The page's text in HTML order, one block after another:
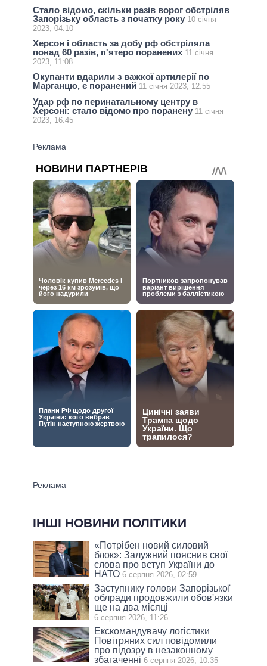
Стало відомо, скільки разів ворог обстріляв
Запорізьку область з початку року 10 січня
2023, 04:10
Херсон і область за добу рф обстріляла
понад 60 разів, п'ятеро поранених 11 січня
2023, 11:08
Окупанти вдарили з важкої артилерії по
Марганцю, є поранений 11 січня 2023, 12:55
Удар рф по перинатальному центру в
Херсоні: стало відомо про поранену 11 січня
2023, 16:45
ІНШІ НОВИНИ ПОЛІТИКИ
«Потрібен новий силовий
блок»: Залужний пояснив свої
слова про вступ України до
НАТО 6 серпня 2026, 02:59
Заступнику голови Запорізької
облради продовжили обов'язки
ще на два місяці
6 серпня 2026, 11:26
Екскомандувачу логістики
Повітряних сил повідомили
про підозру в незаконному
збагаченні 6 серпня 2026, 10:35